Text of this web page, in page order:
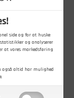
side og for at huske
og analyserer
at vores markedsføring
også altid har mulighed
250,00DKK